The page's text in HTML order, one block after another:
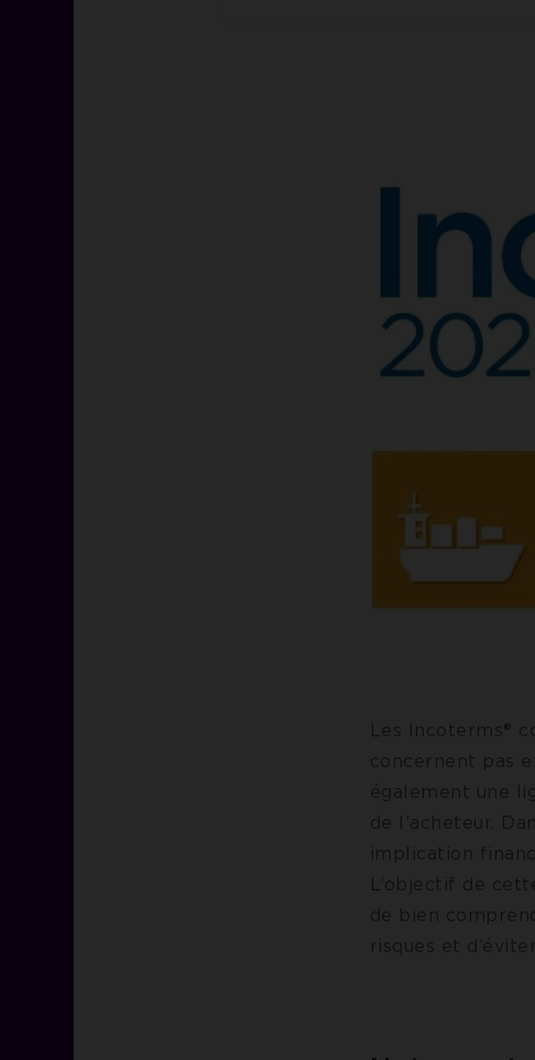
Les Incoterms®
concernent pas
également une
de l’acheteur.
implication
L’objectif de
de bien
risques et